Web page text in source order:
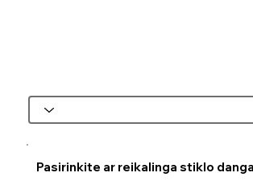
Pasirinkite ar reikalinga stiklo